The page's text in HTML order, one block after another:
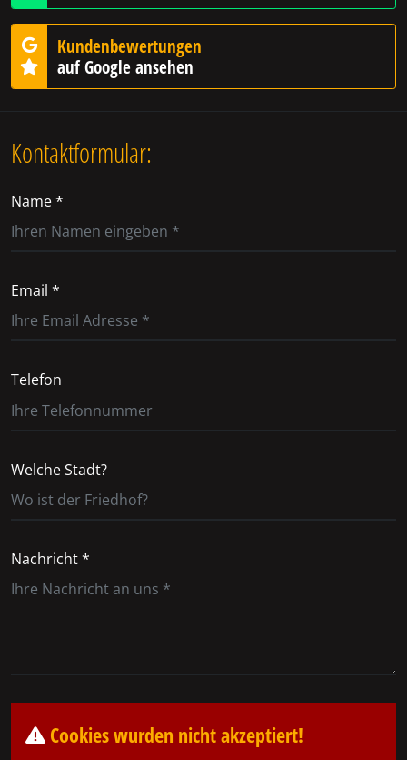
Kundenbewertungen
auf Google ansehen
Kontaktformular:
Name *
Email *
Telefon
Welche Stadt?
Nachricht *
Cookies wurden nicht akzeptiert!